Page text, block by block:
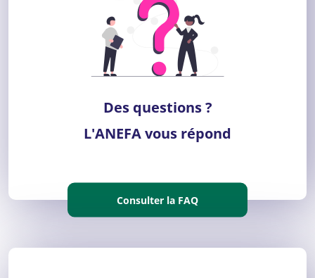
Des questions ?
L'ANEFA vous répond
Consulter la FAQ